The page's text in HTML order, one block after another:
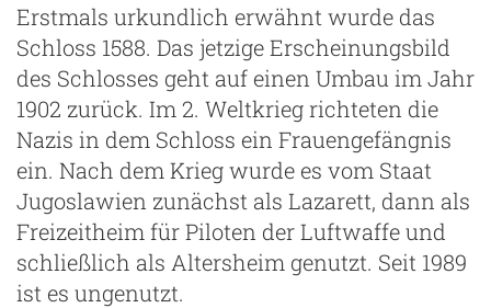
Erstmals urkundlich erwähnt wurde das
Schloss 1588. Das jetzige Erscheinungsbild
des Schlosses geht auf einen Umbau im Jahr
1902 zurück. Im 2. Weltkrieg richteten die
Nazis in dem Schloss ein Frauengefängnis
ein. Nach dem Krieg wurde es vom Staat
Jugoslawien zunächst als Lazarett, dann als
Freizeitheim für Piloten der Luftwaffe und
schließlich als Altersheim genutzt. Seit 1989
ist es ungenutzt.